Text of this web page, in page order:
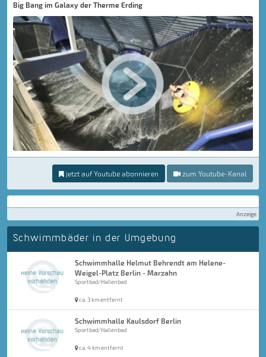
Big Bang im Galaxy der Therme Erding
jetzt auf Youtube abonnieren zum Youtube-Kanal
Anzeige
Schwimmbäder in der Umgebung
Schwimmhalle Helmut Behrendt am Helene-
Weigel-Platz Berlin - Marzahn
Sportbad/Hallenbad
ca. 3 km entfernt
Schwimmhalle Kaulsdorf Berlin
Sportbad/Hallenbad
ca. 4 km entfernt